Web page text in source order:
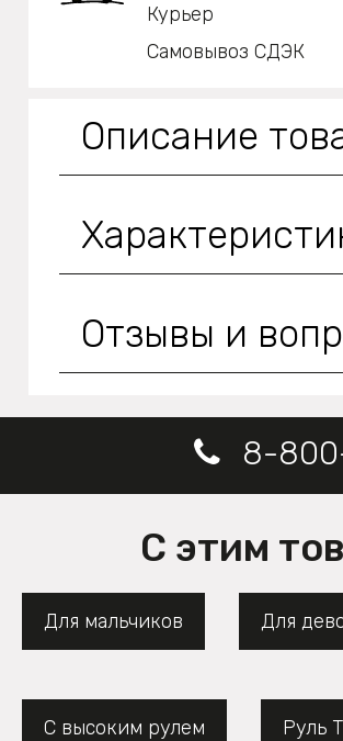
Курьер
Самовывоз СДЭК
Описание
Отзывы и
8-
С этим
Для мальчиков Для
С высоким рулем Руль Т